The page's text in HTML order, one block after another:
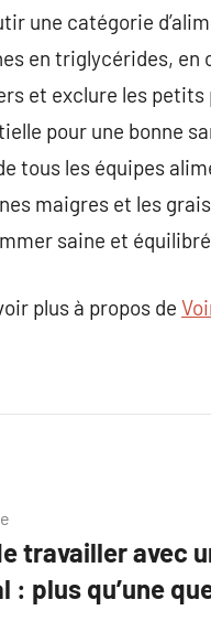
une catégorie
en triglycérides, en
et exclure les
pour une bonne
tous les équipes
maigres et les
saine et
plus à propos de
travailler avec
: plus qu’une